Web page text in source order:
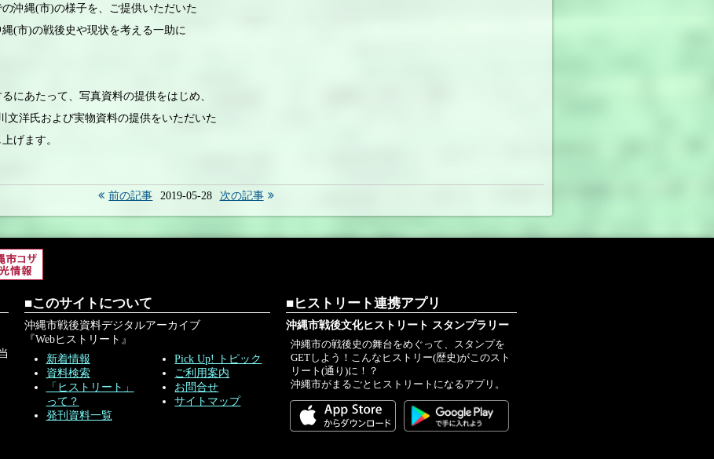
沖縄(市)の様子を、ご提供いただいた
(市)の戦後史や現状を考える一助に
にあたって、写真資料の提供をはじめ、
文洋氏および実物資料の提供をいただいた
げます。
前の記事 2019-05-28 次の記事
■このサイトについて
沖縄市戦後資料デジタルアーカイブ
『Webヒストリート』
新着情報
資料検索
「ヒストリート」
って？
発刊資料一覧
Pick Up! トピック
ご利用案内
お問合せ
サイトマップ
■ヒストリート連携アプリ
沖縄市戦後文化ヒストリート スタンプラリー
沖縄市の戦後史の舞台をめぐって、スタンプを
GETしよう！こんなヒストリー(歴史)がこのスト
リート(通り)に！？
沖縄市がまるごとヒストリートになるアプリ。